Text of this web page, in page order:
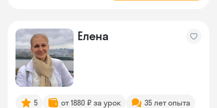
Елена
5 от 1880 ₽ за урок
35 лет опыта